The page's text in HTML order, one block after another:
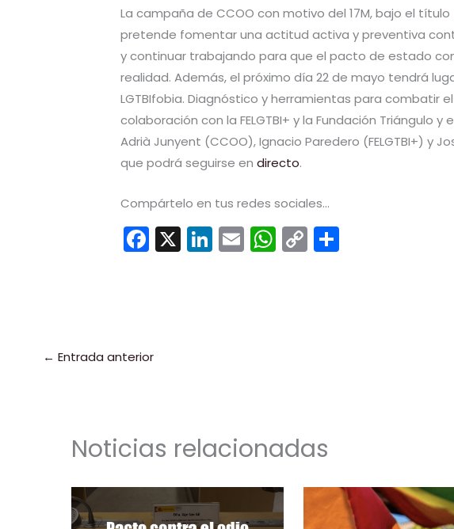
La campaña de CCOO con motivo del 17M, bajo el título
pretende fomentar una actitud activa y preventiva
y continuar trabajando para que el pacto de estado
realidad. Además, el próximo día 22 de mayo tendrá
LGTBIfobia. Diagnóstico y herramientas para combatir
colaboración con la FELGTBI+ y la Fundación Triángulo
Adrià Junyent (CCOO), Ignacio Paredero (FELGTBI+) y
que podrá seguirse endirecto.
Compártelo en tus redes sociales...
F
a
o
X Li
n
E
m
W
h
C
o
← Entrada anterior
Noticias relacionadas